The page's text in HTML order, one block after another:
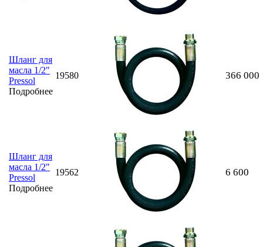
Шланг для
масла 1/2"
Pressol
Подробнее
19580 366 000
Шланг для
масла 1/2"
Pressol
Подробнее
19562 6 600